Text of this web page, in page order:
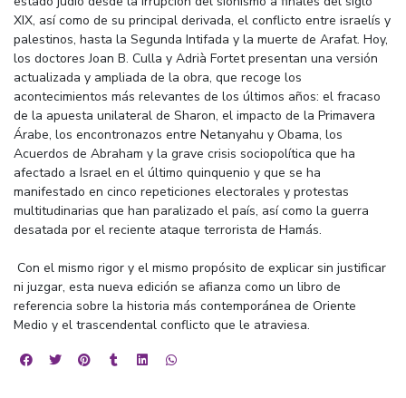
XIX, así como de su principal derivada, el conflicto entre israelís y
palestinos, hasta la Segunda Intifada y la muerte de Arafat. Hoy,
los doctores Joan B. Culla y Adrià Fortet presentan una versión
actualizada y ampliada de la obra, que recoge los
acontecimientos más relevantes de los últimos años: el fracaso
de la apuesta unilateral de Sharon, el impacto de la Primavera
Árabe, los encontronazos entre Netanyahu y Obama, los
Acuerdos de Abraham y la grave crisis sociopolítica que ha
afectado a Israel en el último quinquenio y que se ha
manifestado en cinco repeticiones electorales y protestas
multitudinarias que han paralizado el país, así como la guerra
desatada por el reciente ataque terrorista de Hamás.
Con el mismo rigor y el mismo propósito de explicar sin justificar
ni juzgar, esta nueva edición se afianza como un libro de
referencia sobre la historia más contemporánea de Oriente
Medio y el trascendental conflicto que le atraviesa.